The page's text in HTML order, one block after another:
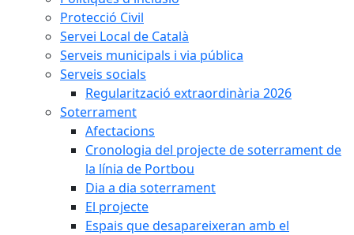
Protecció Civil
Servei Local de Català
Serveis municipals i via pública
Serveis socials
Regularització extraordinària 2026
Soterrament
Afectacions
Cronologia del projecte de soterrament de
la línia de Portbou
Dia a dia soterrament
El projecte
Espais que desapareixeran amb el